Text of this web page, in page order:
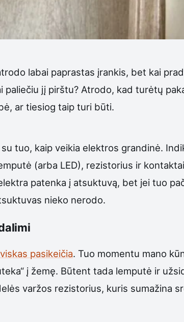
labai paprastas įrankis, bet kai
paliečiu jį pirštu? Atrodo, kad turėtų
ar tiesiog taip turi būti.
tuo, kaip veikia elektros grandinė.
(arba LED), rezistorius ir
patenka į atsuktuvą, bet jei tuo
nieko nerodo.
viskas pasikeičia. Tuo momentu mano
į žemę. Būtent tada lemputė ir
varžos rezistorius, kuris sumažina